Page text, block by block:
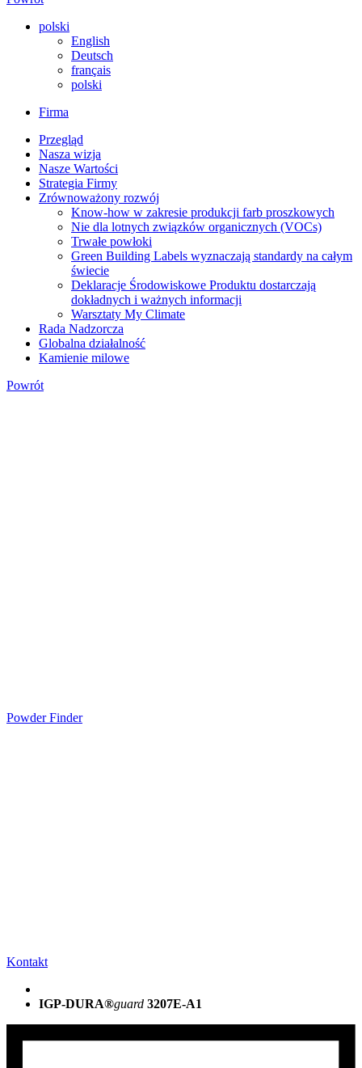
polski
English
Deutsch
français
polski
Firma
Przegląd
Nasza wizja
Nasze Wartości
Strategia Firmy
Zrównoważony rozwój
Know-how w zakresie produkcji farb proszkowych
Nie dla lotnych związków organicznych (VOCs)
Trwałe powłoki
Green Building Labels wyznaczają standardy na całym
świecie
Deklaracje Środowiskowe Produktu dostarczają
dokładnych i ważnych informacji
Warsztaty My Climate
Rada Nadzorcza
Globalna działalność
Kamienie milowe
Powrót
Powder Finder
Kontakt
IGP-DURA®guard 3207E-A1